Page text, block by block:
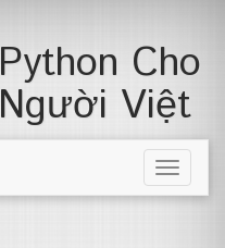
Python Cho
Người Việt
Toggle